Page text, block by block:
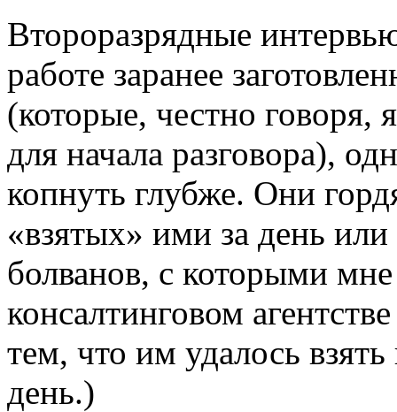
Второразрядные
работе заранее
(которые, честно говоря,
для начала разговора),
копнуть глубже. Они
«взятых» ими за день
болванов, с которыми мне
консалтинговом
тем, что им удалось
день.)